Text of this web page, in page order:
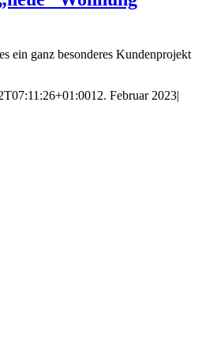
ein ganz besonderes Kundenprojekt
12. Februar 2023|